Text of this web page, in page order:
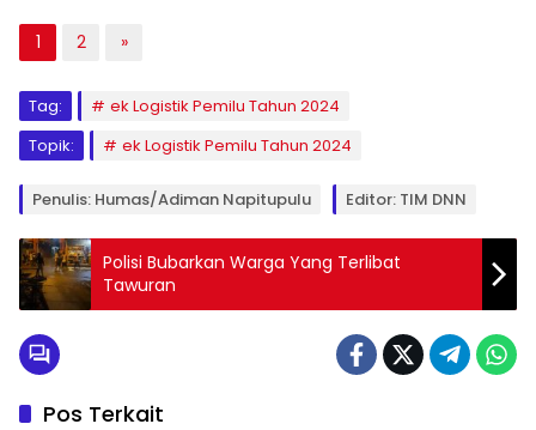
1 2 »
Tag:
ek Logistik Pemilu Tahun 2024
Topik:
ek Logistik Pemilu Tahun 2024
Penulis: Humas/Adiman Napitupulu Editor: TIM DNN
Polisi Bubarkan Warga Yang Terlibat
Tawuran
Pos Terkait